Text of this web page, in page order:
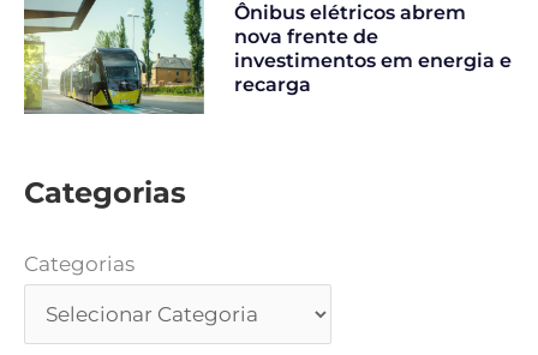
Ônibus elétricos abrem
nova frente de
investimentos em energia e
recarga
Categorias
Categorias